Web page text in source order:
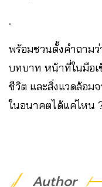
.
พร้อมชวนตั้งคำถาม
บทบาท หน้าที่ในมือเ
ชีวิต และสิ่งแวดล้อม
ในอนาคตได้แค่ไหน
Author